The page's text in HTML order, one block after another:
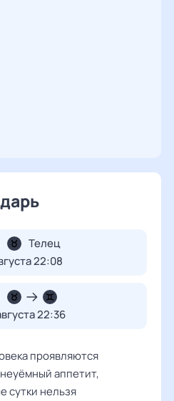
Телец
22:08
22:36
проявляются
аппетит,
сутки нельзя